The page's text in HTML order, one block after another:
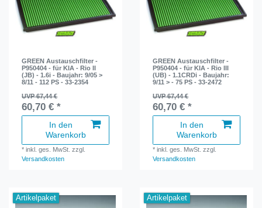
GREEN Austauschfilter -
P950404 - für KIA - Rio II
(JB) - 1.6i - Baujahr: 9/05 >
8/11 - 112 PS - 33-2354
UVP 67,44 €
60,70 € *
In den
Warenkorb
*inkl. ges. MwSt. zzgl.
Versandkosten
GREEN Austauschfilter -
P950404 - für KIA - Rio III
(UB) - 1.1CRDi - Baujahr:
9/11 > - 75 PS - 33-2472
UVP 67,44 €
60,70 € *
In den
Warenkorb
*inkl. ges. MwSt. zzgl.
Versandkosten
Artikelpaket Artikelpaket